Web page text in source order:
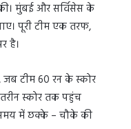
मुंबई और सर्विसेस के
पूरी टीम एक तरफ,
है।
टीम 60 रन के स्कोर
स्कोर तक पहुंच
में छक्के – चौके की